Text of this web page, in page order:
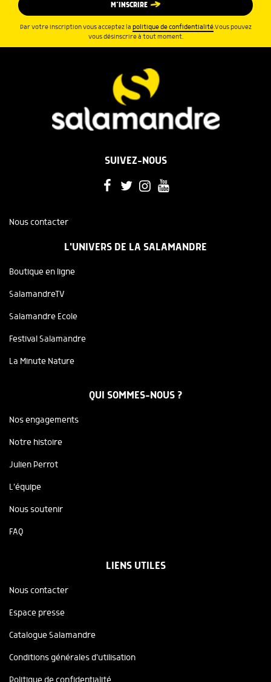
M’INSCRIRE
Par votre inscription vous acceptez la politique de confidentialité.Vous pouvez
vous désinscrire à tout moment.
SUIVEZ-NOUS
Nous contacter
L'UNIVERS DE LA SALAMANDRE
Boutique en ligne
SalamandreTV
Salamandre Ecole
Festival Salamandre
La Minute Nature
QUI SOMMES-NOUS ?
Nos engagements
Notre histoire
Julien Perrot
L'équipe
Nous soutenir
FAQ
LIENS UTILES
Nous contacter
Espace presse
Catalogue Salamandre
Conditions générales d'utilisation
Politique de confidentialité